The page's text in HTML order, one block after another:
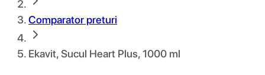
Comparator preturi
Ekavit, Sucul Heart Plus, 1000 ml